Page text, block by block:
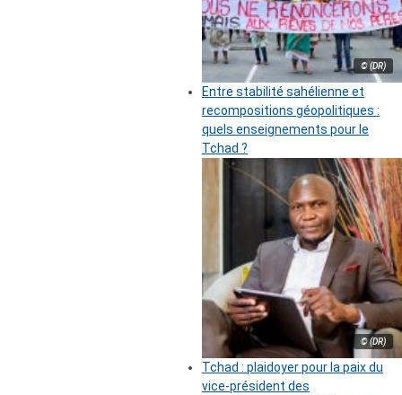
© (DR)
Entre stabilité sahélienne et
recompositions géopolitiques :
quels enseignements pour le
Tchad ?
© (DR)
Tchad : plaidoyer pour la paix du
vice-président des